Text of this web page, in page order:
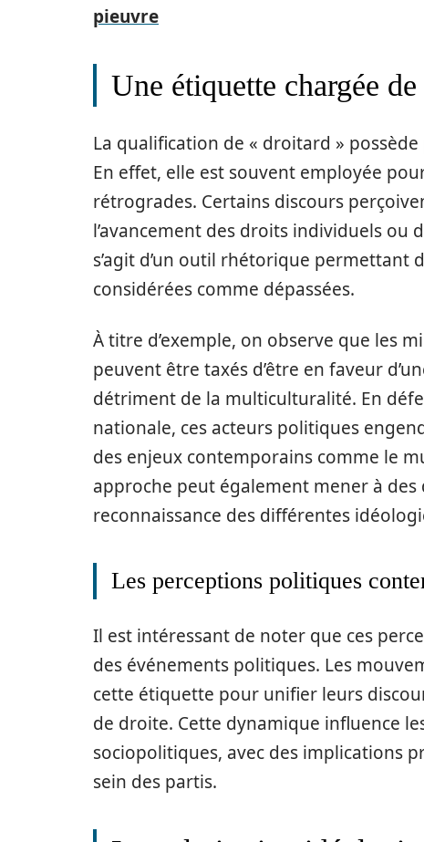
pieuvre
Une étiquette chargée de
La qualification de « droitard »
En effet, elle est souvent employée
rétrogrades. Certains discours
l’avancement des droits individuels ou
s’agit d’un outil rhétorique
considérées comme dépassées.
À titre d’exemple, on observe que les
peuvent être taxés d’être en faveur
détriment de la multiculturalité. En
nationale, ces acteurs politiques
des enjeux contemporains comme le
approche peut également mener à
reconnaissance des différentes
Les perceptions politiques
Il est intéressant de noter que ces
des événements politiques. Les
cette étiquette pour unifier leurs
de droite. Cette dynamique influence
sociopolitiques, avec des implications
sein des partis.